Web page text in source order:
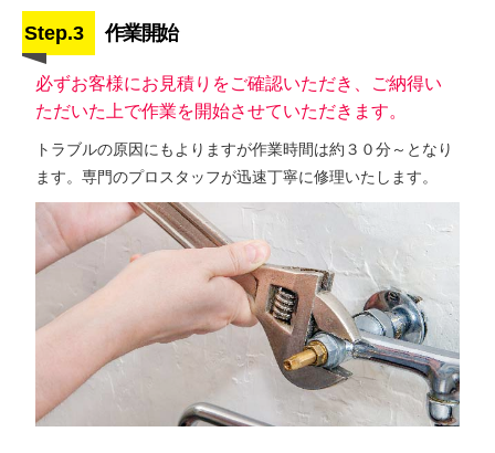
Step.3 作業開始
必ずお客様にお見積りをご確認いただき、ご納得い
ただいた上で作業を開始させていただきます。
トラブルの原因にもよりますが作業時間は約３０分～となり
ます。専門のプロスタッフが迅速丁寧に修理いたします。